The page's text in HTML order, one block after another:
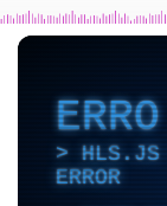
HLS.JS
ERROR